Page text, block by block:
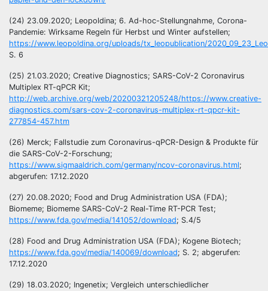
(24) 23.09.2020; Leopoldina; 6. Ad-hoc-Stellungnahme, Corona-
Pandemie: Wirksame Regeln für Herbst und Winter aufstellen;
https://www.leopoldina.org/uploads/tx_leopublication/
S. 6
(25) 21.03.2020; Creative Diagnostics; SARS-CoV-2 Coronavirus
Multiplex RT-qPCR Kit;
http://web.archive.org/web/20200321205248/https://www.creative-
diagnostics.com/sars-cov-2-coronavirus-multiplex-rt-qpcr-kit-
277854-457.htm
(26) Merck; Fallstudie zum Coronavirus-qPCR-Design & Produkte für
die SARS-CoV-2-Forschung;
https://www.sigmaaldrich.com/germany/ncov-coronavirus.html;
abgerufen: 17.12.2020
(27) 20.08.2020; Food and Drug Administration USA (FDA);
Biomeme; Biomeme SARS-CoV-2 Real-Time RT-PCR Test;
https://www.fda.gov/media/141052/download; S.4/5
(28) Food and Drug Administration USA (FDA); Kogene Biotech;
https://www.fda.gov/media/140069/download; S. 2; abgerufen:
17.12.2020
(29) 18.03.2020; Ingenetix; Vergleich unterschiedlicher